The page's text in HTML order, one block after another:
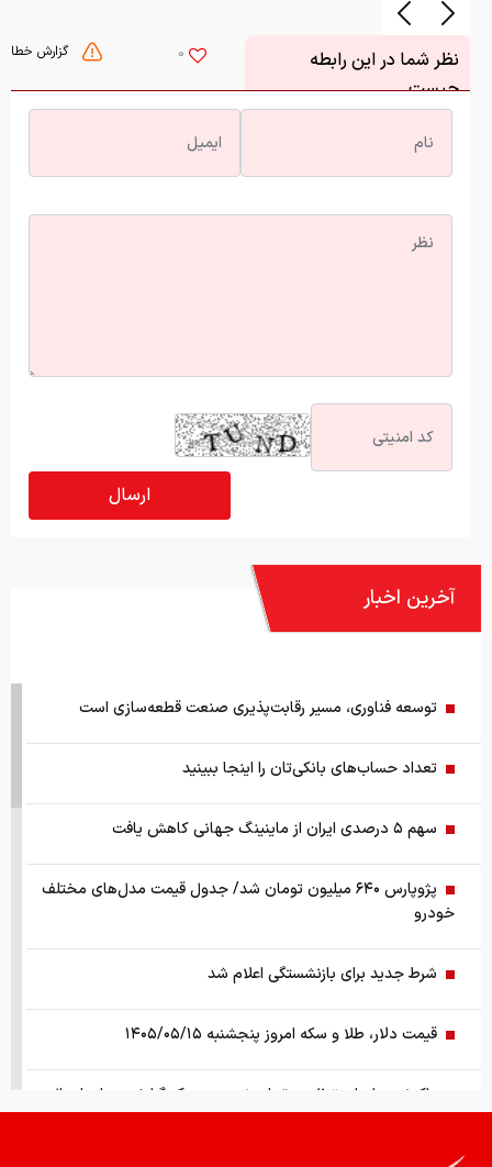
گزارش خطا 0
نظر شما در این رابطه
چیست
آخرین اخبار
توسعه فناوری، مسیر رقابت‌پذیری صنعت قطعه‌سازی است
تعداد حساب‌های بانکی‌تان را اینجا ببینید
سهم ۵ درصدی ایران از ماینینگ جهانی کاهش یافت
پژوپارس ۶۴۰ میلیون تومان شد/ جدول قیمت مدل‌های مختلف
خودرو
شرط جدید برای بازنشستگی اعلام شد
قیمت دلار، طلا و سکه امروز پنجشنبه ۱۴۰۵/۰۵/۱۵
واکنش سازمان تنظیم مقررات نسبت به یک گزارش درباره اعمال
ضریب ۲.۷ برای اینترنت